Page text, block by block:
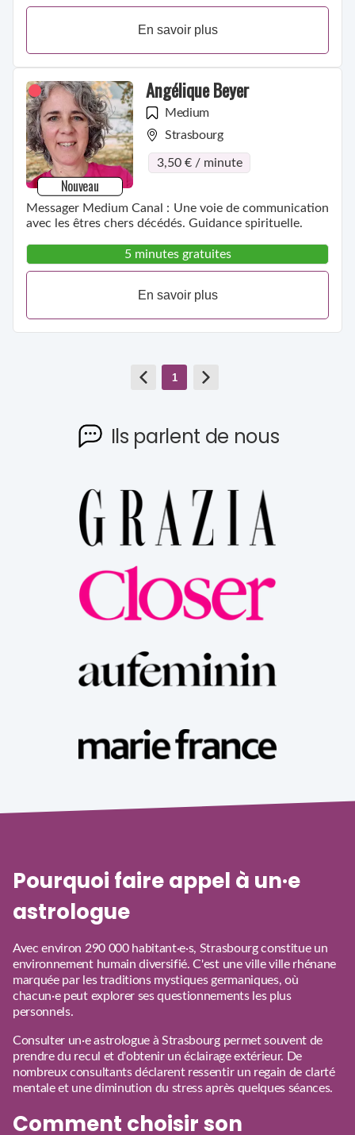
En savoir plus
Nouveau
Angélique Beyer
Medium
Strasbourg
3,50 € / minute
Messager Medium Canal : Une voie de communication
avec les êtres chers décédés. Guidance spirituelle.
5 minutes gratuites
En savoir plus
1
Ils parlent de nous
Pourquoi faire appel à un·e
astrologue
Avec environ 290 000 habitant·e·s, Strasbourg constitue un
environnement humain diversifié. C'est une ville ville rhénane
marquée par les traditions mystiques germaniques, où
chacun·e peut explorer ses questionnements les plus
personnels.
Consulter un·e astrologue à Strasbourg permet souvent de
prendre du recul et d'obtenir un éclairage extérieur. De
nombreux consultants déclarent ressentir un regain de clarté
mentale et une diminution du stress après quelques séances.
Comment choisir son